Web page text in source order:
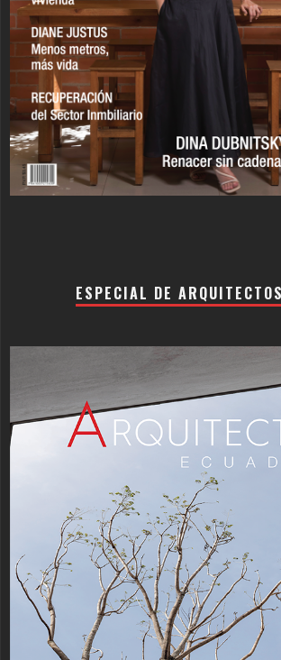
ESPECIAL DE